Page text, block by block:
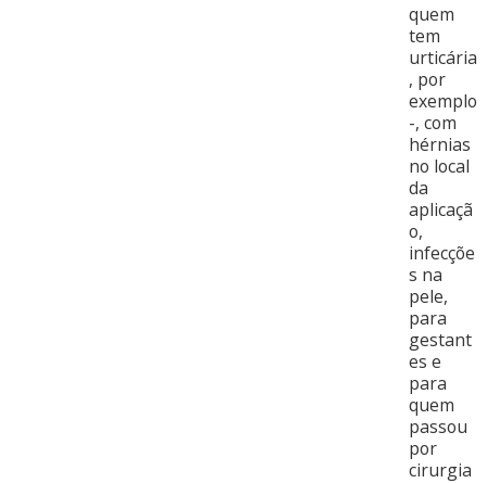
quem
tem
urticária
, por
exemplo
-, com
hérnias
no local
da
aplicaçã
o,
infecçõe
s na
pele,
para
gestant
es e
para
quem
passou
por
cirurgia